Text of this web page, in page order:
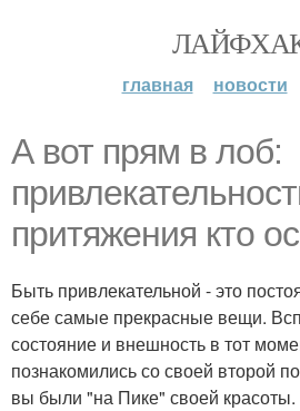
главная новости
А вот прям в лоб:
притяжения кто
Быть привлекательной - это
себе самые прекрасные вещи.
состояние и внешность в тот
познакомились со своей второй
вы были "на Пике" своей красоты.